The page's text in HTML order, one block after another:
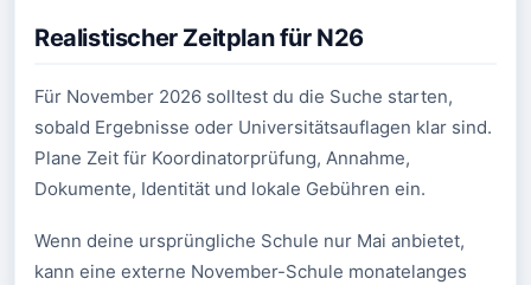
Realistischer Zeitplan für N26
Für November 2026 solltest du die Suche starten,
sobald Ergebnisse oder Universitätsauflagen klar sind.
Plane Zeit für Koordinatorprüfung, Annahme,
Dokumente, Identität und lokale Gebühren ein.
Wenn deine ursprüngliche Schule nur Mai anbietet,
kann eine externe November-Schule monatelanges